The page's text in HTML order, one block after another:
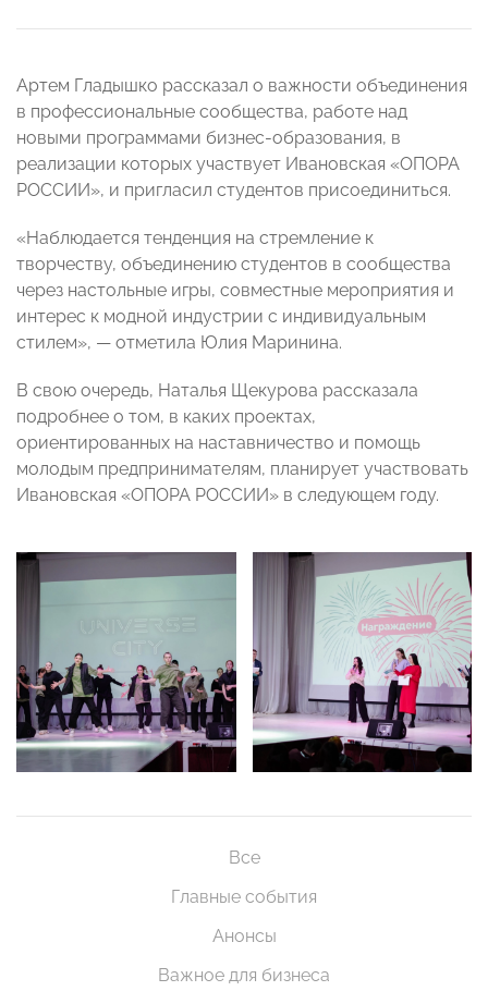
Артем Гладышко рассказал о важности объединения
в профессиональные сообщества, работе над
новыми программами бизнес-образования, в
реализации которых участвует Ивановская «ОПОРА
РОССИИ», и пригласил студентов присоединиться.
«Наблюдается тенденция на стремление к
творчеству, объединению студентов в сообщества
через настольные игры, совместные мероприятия и
интерес к модной индустрии с индивидуальным
стилем», — отметила Юлия Маринина.
В свою очередь, Наталья Щекурова рассказала
подробнее о том, в каких проектах,
ориентированных на наставничество и помощь
молодым предпринимателям, планирует участвовать
Ивановская «ОПОРА РОССИИ» в следующем году.
Все
Главные события
Анонсы
Важное для бизнеса